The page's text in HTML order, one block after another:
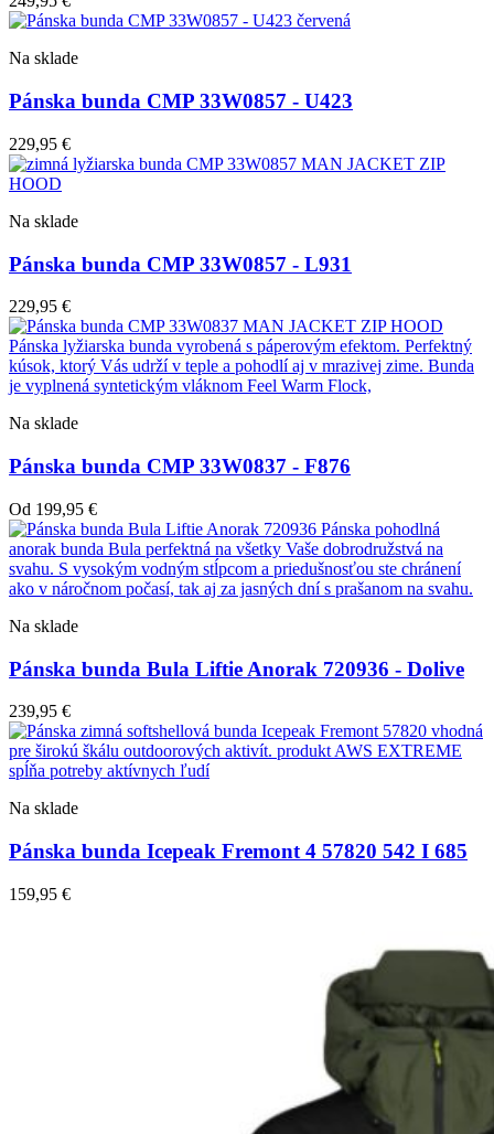
Na sklade
Pánska bunda CMP 33W0857 - U423
229,95 €
Na sklade
Pánska bunda CMP 33W0857 - L931
229,95 €
Na sklade
Pánska bunda CMP 33W0837 - F876
Od 199,95 €
Na sklade
Pánska bunda Bula Liftie Anorak 720936 - Dolive
239,95 €
Na sklade
Pánska bunda Icepeak Fremont 4 57820 542 I 685
159,95 €